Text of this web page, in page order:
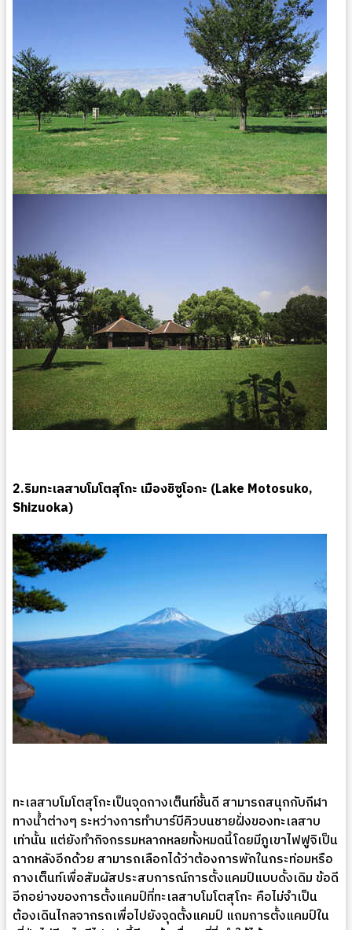
2.ริมทะเลสาบโมโตสุโกะ เมืองชิซูโอกะ (Lake Motosuko,
Shizuoka)
ทะเลสาบโมโตสุโกะเป็นจุดกางเต็นท์ชั้นดี สามารถสนุกกับกีฬา
ทางน้ำต่างๆ ระหว่างการทำบาร์บีคิวบนชายฝั่งของทะเลสาบ
เท่านั้น แต่ยังทำกิจกรรมหลากหลยทั้งหมดนี้โดยมีภูเขาไฟฟูจิเป็น
ฉากหลังอีกด้วย สามารถเลือกได้ว่าต้องการพักในกระท่อมหรือ
กางเต็นท์เพื่อสัมผัสประสบการณ์การตั้งแคมป์แบบดั้งเดิม ข้อดี
อีกอย่างของการตั้งแคมป์ที่ทะเลสาบโมโตสุโกะ คือไม่จำเป็น
ต้องเดินไกลจากรถเพื่อไปยังจุดตั้งแคมป์ แถมการตั้งแคมป์ใน